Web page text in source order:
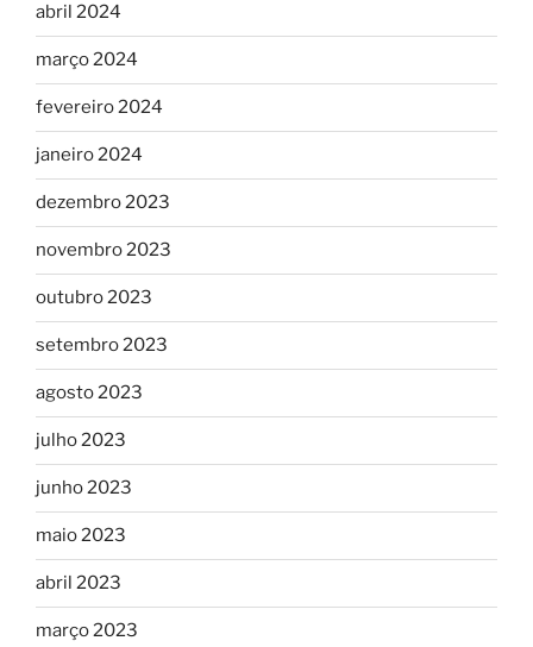
abril 2024
março 2024
fevereiro 2024
janeiro 2024
dezembro 2023
novembro 2023
outubro 2023
setembro 2023
agosto 2023
julho 2023
junho 2023
maio 2023
abril 2023
março 2023